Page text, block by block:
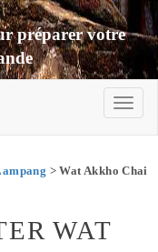
préparer votre
> Wat Akkho Chai
WAT